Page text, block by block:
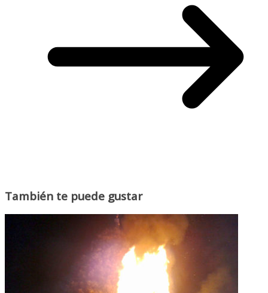
También te puede gustar